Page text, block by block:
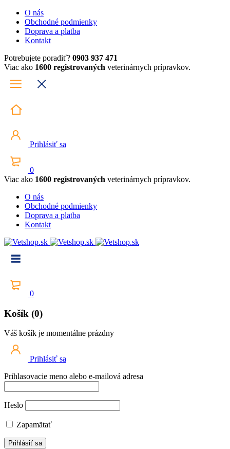
O nás
Obchodné podmienky
Doprava a platba
Kontakt
Potrebujete poradiť? 0903 937 471
Viac ako 1600 registrovaných veterinárnych prípravkov.
Prihlásiť sa
0
Viac ako 1600 registrovaných veterinárnych prípravkov.
O nás
Obchodné podmienky
Doprava a platba
Kontakt
0
Košík (0)
Váš košík je momentálne prázdny
Prihlásiť sa
Prihlasovacie meno alebo e-mailová adresa
Heslo
Zapamätať